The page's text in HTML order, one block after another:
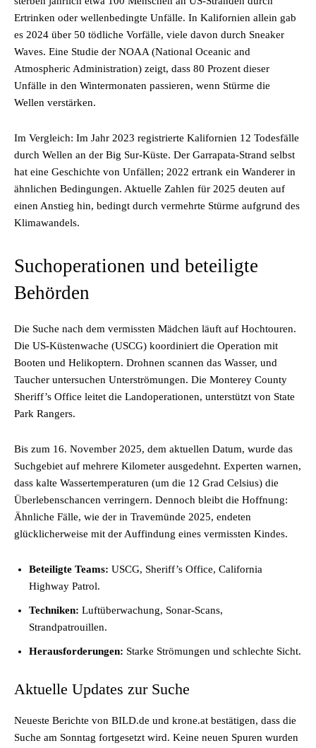
Ertrinken oder wellenbedingte Unfälle. In Kalifornien allein gab
es 2024 über 50 tödliche Vorfälle, viele davon durch Sneaker
Waves. Eine Studie der NOAA (National Oceanic and
Atmospheric Administration) zeigt, dass 80 Prozent dieser
Unfälle in den Wintermonaten passieren, wenn Stürme die
Wellen verstärken.
Im Vergleich: Im Jahr 2023 registrierte Kalifornien 12 Todesfälle
durch Wellen an der Big Sur-Küste. Der Garrapata-Strand selbst
hat eine Geschichte von Unfällen; 2022 ertrank ein Wanderer in
ähnlichen Bedingungen. Aktuelle Zahlen für 2025 deuten auf
einen Anstieg hin, bedingt durch vermehrte Stürme aufgrund des
Klimawandels.
Suchoperationen und beteiligte
Behörden
Die Suche nach dem vermissten Mädchen läuft auf Hochtouren.
Die US-Küstenwache (USCG) koordiniert die Operation mit
Booten und Helikoptern. Drohnen scannen das Wasser, und
Taucher untersuchen Unterströmungen. Die Monterey County
Sheriff’s Office leitet die Landoperationen, unterstützt von State
Park Rangers.
Bis zum 16. November 2025, dem aktuellen Datum, wurde das
Suchgebiet auf mehrere Kilometer ausgedehnt. Experten warnen,
dass kalte Wassertemperaturen (um die 12 Grad Celsius) die
Überlebenschancen verringern. Dennoch bleibt die Hoffnung:
Ähnliche Fälle, wie der in Travemünde 2025, endeten
glücklicherweise mit der Auffindung eines vermissten Kindes.
Beteiligte Teams: USCG, Sheriff’s Office, California
Highway Patrol.
Techniken: Luftüberwachung, Sonar-Scans,
Strandpatrouillen.
Herausforderungen: Starke Strömungen und schlechte Sicht.
Aktuelle Updates zur Suche
Neueste Berichte von BILD.de und krone.at bestätigen, dass die
Suche am Sonntag fortgesetzt wird. Keine neuen Spuren wurden